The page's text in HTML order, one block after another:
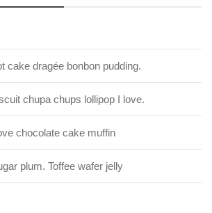
cake dragée bonbon pudding.
chupa chups lollipop I love.
chocolate cake muffin
plum. Toffee wafer jelly